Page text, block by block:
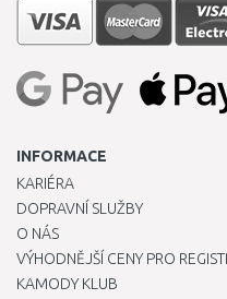
INFORMACE
KARIÉRA
DOPRAVNÍ SLUŽBY
O NÁS
VÝHODNĚJŠÍ CENY PRO
KAMODY KLUB